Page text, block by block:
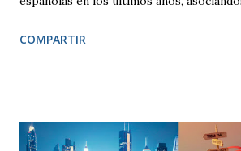
¿qué se entiende por Calidad?, ¿qué
transmitiendo la idea de que algo es
COMPARTIR